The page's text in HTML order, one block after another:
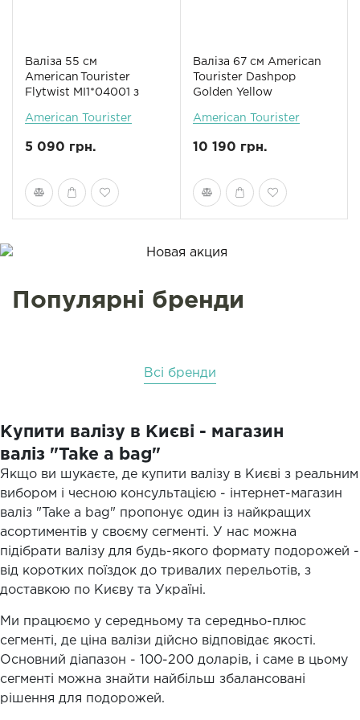
Валіза 55 см
American Tourister
Flytwist MI1*04001 з
American Tourister
5 090 грн.
Валіза 67 см American
Tourister Dashpop
Golden Yellow
American Tourister
10 190 грн.
Популярні бренди
Всі бренди
Купити валізу в Києві - магазин
валіз "Take a bag"
Якщо ви шукаєте, де купити валізу в Києві з реальним
вибором і чесною консультацією - інтернет-магазин
валіз "Take a bag" пропонує один із найкращих
асортиментів у своєму сегменті. У нас можна
підібрати валізу для будь-якого формату подорожей -
від коротких поїздок до тривалих перельотів, з
доставкою по Києву та Україні.
Ми працюємо у середньому та середньо-плюс
сегменті, де ціна валізи дійсно відповідає якості.
Основний діапазон - 100-200 доларів, і саме в цьому
сегменті можна знайти найбільш збалансовані
рішення для подорожей.